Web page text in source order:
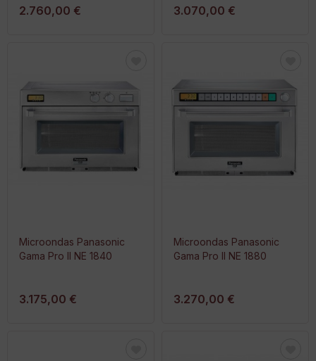
2.760,00 € 3.070,00 €
Microondas Panasonic
Gama Pro II NE 1840
3.175,00 €
Microondas Panasonic
Gama Pro II NE 1880
3.270,00 €